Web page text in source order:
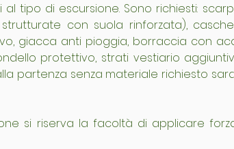
tipo di escursione. Sono richiesti:
con suola rinforzata),
giacca anti pioggia, borraccia con
protettivo, strati vestiario
partenza senza materiale richiesto
si riserva la facoltà di applicare